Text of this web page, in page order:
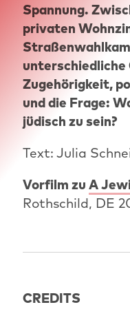
Spannung.
privaten
unterschiedliche
Zugehörigkeit,
und die Frage:
jüdisch zu sein?
Text: Julia
Vorfilm zu A
Rothschild, DE
CREDITS